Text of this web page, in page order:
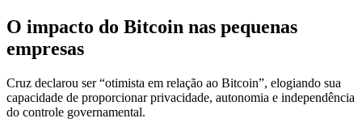
O impacto do Bitcoin nas pequenas
empresas
Cruz declarou ser “otimista em relação ao Bitcoin”, elogiando sua
capacidade de proporcionar privacidade, autonomia e independência
do controle governamental.